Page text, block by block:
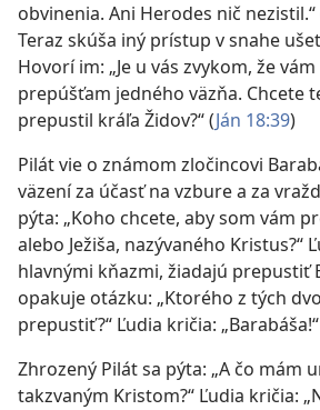
obvinenia. Ani Herodes nič nezistil.“
Teraz skúša iný prístup v snahe
Hovorí im: „Je u vás zvykom, že
prepúšťam jedného väzňa. Chcete
prepustil kráľa Židov?“ (Ján 18:39)
Pilát vie o známom zločincovi
väzení za účasť na vzbure a za
pýta: „Koho chcete, aby som vám
alebo Ježiša, nazývaného Kristus?“
hlavnými kňazmi, žiadajú prepustiť
opakuje otázku: „Ktorého z tých
prepustiť?“ Ľudia kričia:
Zhrozený Pilát sa pýta: „A čo mám
takzvaným Kristom?“ Ľudia kričia: